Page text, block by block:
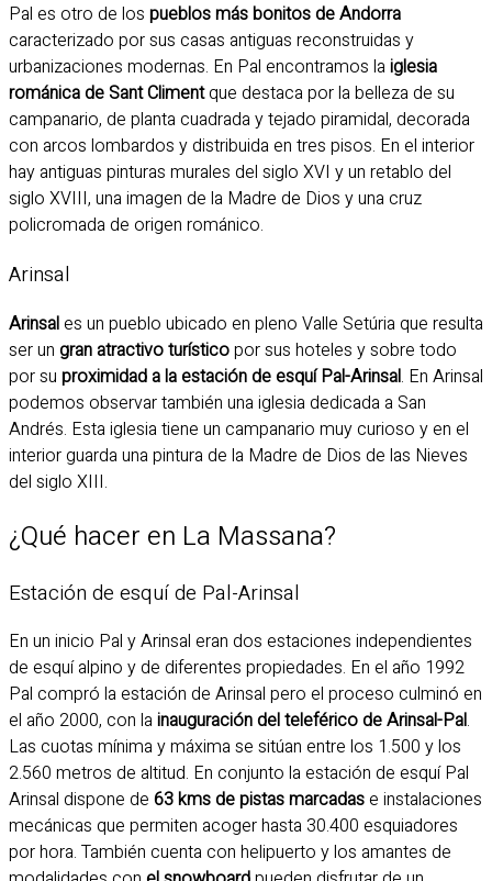
Pal es otro de los pueblos más bonitos de Andorra
caracterizado por sus casas antiguas reconstruidas y
urbanizaciones modernas. En Pal encontramos laiglesia
románica de Sant Climentque destaca por la belleza de su
campanario, de planta cuadrada y tejado piramidal, decorada
con arcos lombardos y distribuida en tres pisos. En el interior
hay antiguas pinturas murales del siglo XVI y un retablo del
siglo XVIII, una imagen de la Madre de Dios y una cruz
policromada de origen románico.
Arinsal
Arinsales un pueblo ubicado en pleno Valle Setúria que resulta
ser un gran atractivo turísticopor sus hoteles y sobre todo
por su proximidad a la estación de esquí Pal-Arinsal. En Arinsal
podemos observar también una iglesia dedicada a San
Andrés. Esta iglesia tiene un campanario muy curioso y en el
interior guarda una pintura de la Madre de Dios de las Nieves
del siglo XIII.
¿Qué hacer en La Massana?
Estación de esquí de Pal-Arinsal
En un inicio Pal y Arinsal eran dos estaciones independientes
de esquí alpino y de diferentes propiedades. En el año 1992
Pal compró la estación de Arinsal pero el proceso culminó en
el año 2000, con lainauguración del teleférico de Arinsal-Pal.
Las cuotas mínima y máxima se sitúan entre los 1.500 y los
2.560 metros de altitud. En conjunto la estación de esquí Pal
Arinsal dispone de 63 kms de pistas marcadase instalaciones
mecánicas que permiten acoger hasta 30.400 esquiadores
por hora. También cuenta con helipuerto y los amantes de